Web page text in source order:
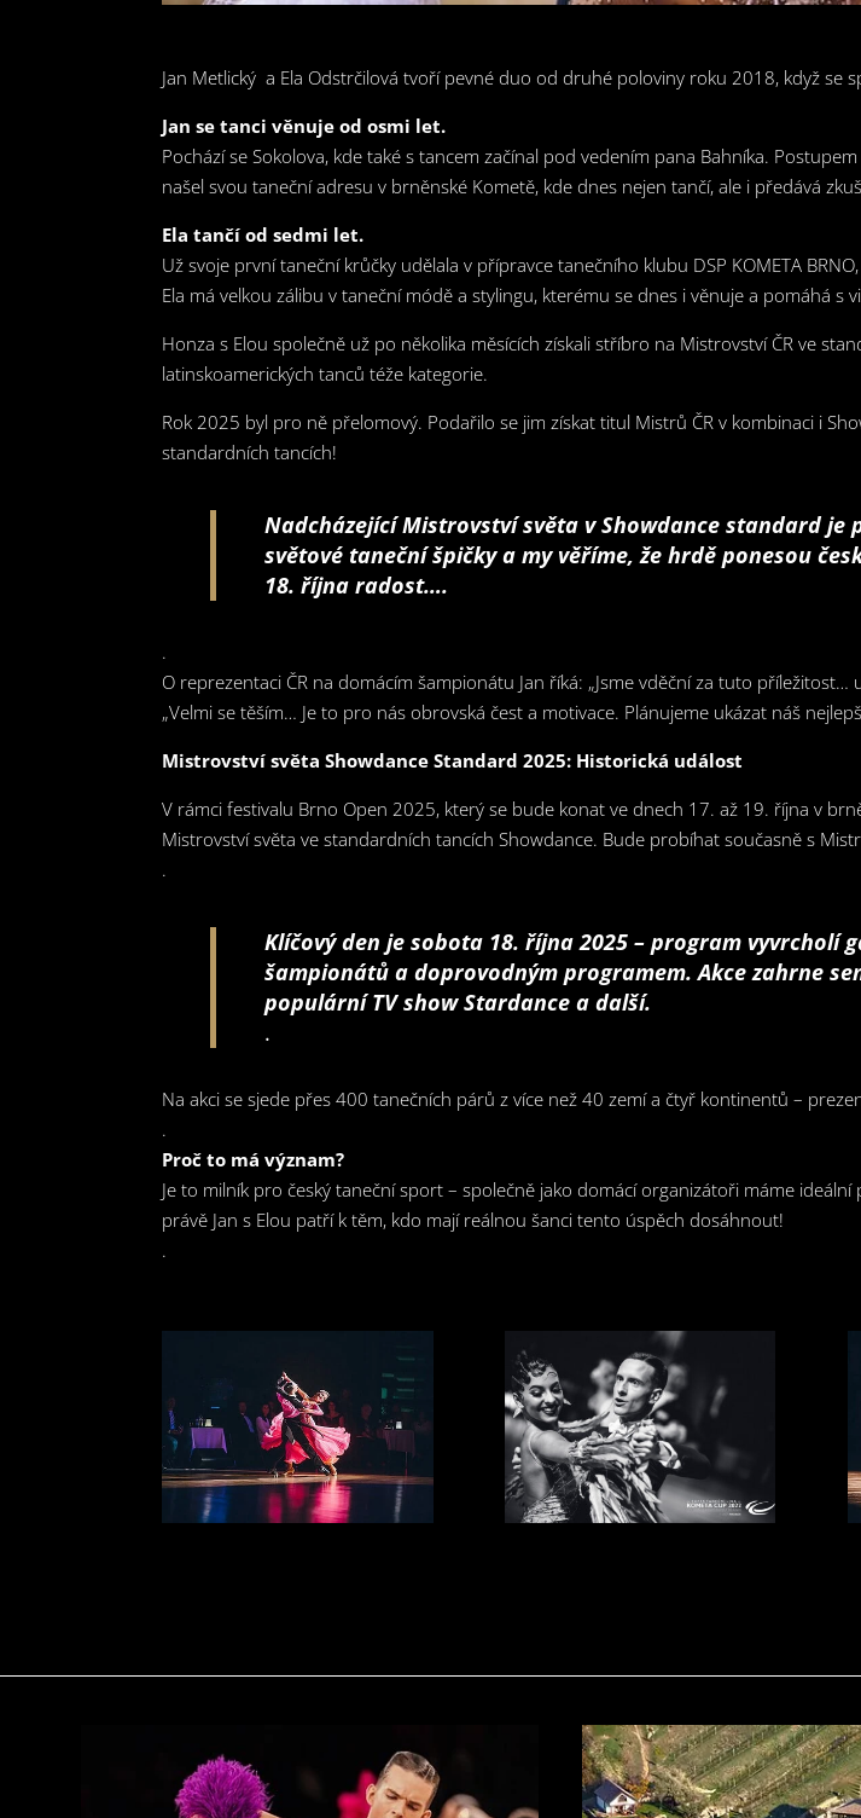
Jan Metlický a Ela Odstrčilová tvoří pevné duo od druhé poloviny roku 2018, když se
Jan se tanci věnuje od osmi let.
Pochází se Sokolova, kde také s tancem začínal pod vedením pana Bahníka.
našel svou taneční adresu v brněnské Kometě, kde dnes nejen tančí, ale i předává
Ela tančí od sedmi let.
Už svoje první taneční krůčky udělala v přípravce tanečního klubu DSP KOMETA
Ela má velkou zálibu v taneční módě a stylingu, kterému se dnes i věnuje a pomáhá
Honza s Elou společně už po několika měsících získali stříbro na Mistrovství ČR ve
latinskoamerických tanců téže kategorie.
Rok 2025 byl pro ně přelomový. Podařilo se jim získat titul Mistrů ČR v kombinaci i
standardních tancích!
Nadcházející Mistrovství světa v Showdance standard je
světové taneční špičky a my věříme, že hrdě ponesou
18. října radost….
.
O reprezentaci ČR na domácím šampionátu Jan říká: „Jsme vděční za tuto
„Velmi se těším… Je to pro nás obrovská čest a motivace. Plánujeme ukázat náš
Mistrovství světa Showdance Standard 2025: Historická událost
V rámci festivalu Brno Open 2025, který se bude konat ve dnech 17. až 19. října v
Mistrovství světa ve standardních tancích Showdance. Bude probíhat současně s
.
Klíčový den je sobota 18. října 2025 – program vyvrcholí
šampionátů a doprovodným programem. Akce zahrne
populární TV show Stardance a další.
.
Na akci se sjede přes 400 tanečních párů z více než 40 zemí a čtyř kontinentů –
.
Proč to má význam?
Je to milník pro český taneční sport – společně jako domácí organizátoři máme
právě Jan s Elou patří k těm, kdo mají reálnou šanci tento úspěch dosáhnout!
.